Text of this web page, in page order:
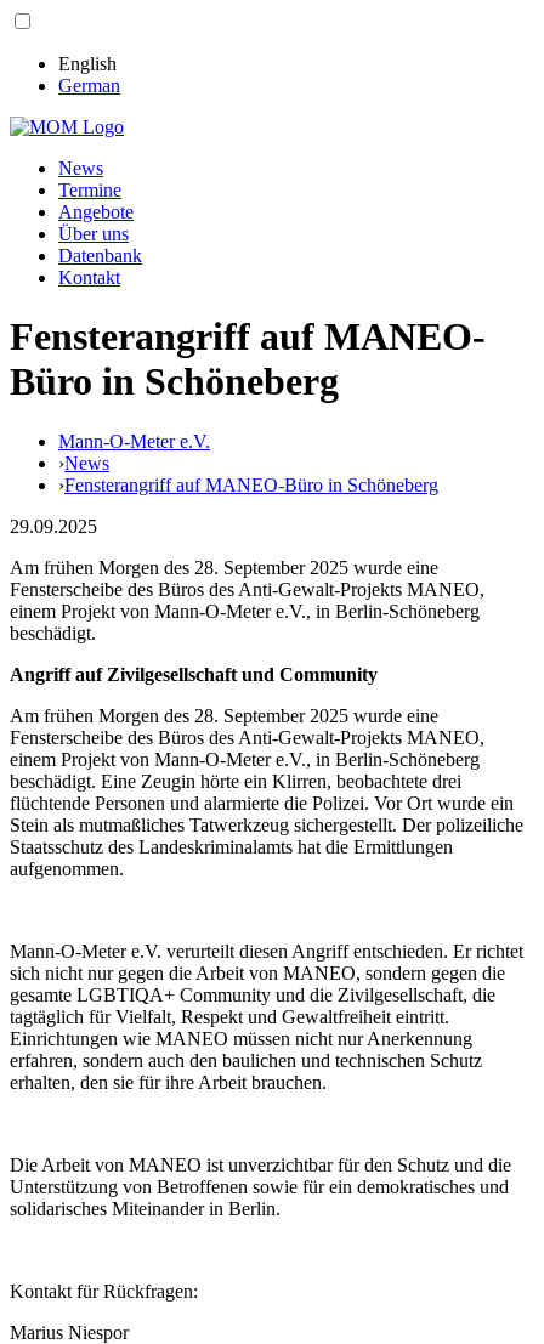
English
German
News
Termine
Angebote
Über uns
Datenbank
Kontakt
Fensterangriff auf MANEO-
Büro in Schöneberg
Mann-O-Meter e.V.
›News
›Fensterangriff auf MANEO-Büro in Schöneberg
29.09.2025
Am frühen Morgen des 28. September 2025 wurde eine
Fensterscheibe des Büros des Anti-Gewalt-Projekts MANEO,
einem Projekt von Mann-O-Meter e.V., in Berlin-Schöneberg
beschädigt.
Angriff auf Zivilgesellschaft und Community
Am frühen Morgen des 28. September 2025 wurde eine
Fensterscheibe des Büros des Anti-Gewalt-Projekts MANEO,
einem Projekt von Mann-O-Meter e.V., in Berlin-Schöneberg
beschädigt. Eine Zeugin hörte ein Klirren, beobachtete drei
flüchtende Personen und alarmierte die Polizei. Vor Ort wurde ein
Stein als mutmaßliches Tatwerkzeug sichergestellt. Der polizeiliche
Staatsschutz des Landeskriminalamts hat die Ermittlungen
aufgenommen.
Mann-O-Meter e.V. verurteilt diesen Angriff entschieden. Er richtet
sich nicht nur gegen die Arbeit von MANEO, sondern gegen die
gesamte LGBTIQA+ Community und die Zivilgesellschaft, die
tagtäglich für Vielfalt, Respekt und Gewaltfreiheit eintritt.
Einrichtungen wie MANEO müssen nicht nur Anerkennung
erfahren, sondern auch den baulichen und technischen Schutz
erhalten, den sie für ihre Arbeit brauchen.
Die Arbeit von MANEO ist unverzichtbar für den Schutz und die
Unterstützung von Betroffenen sowie für ein demokratisches und
solidarisches Miteinander in Berlin.
Kontakt für Rückfragen:
Marius Niespor